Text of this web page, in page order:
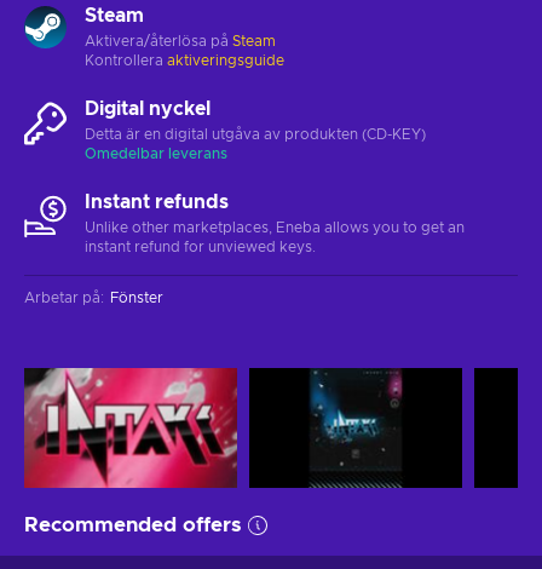
Steam
Aktivera/återlösa på Steam
Kontrollera aktiveringsguide
Digital nyckel
Detta är en digital utgåva av produkten (CD-KEY)
Omedelbar leverans
Instant refunds
Unlike other marketplaces, Eneba allows you to get an
instant refund for unviewed keys.
Arbetar på: Fönster
Recommended offers